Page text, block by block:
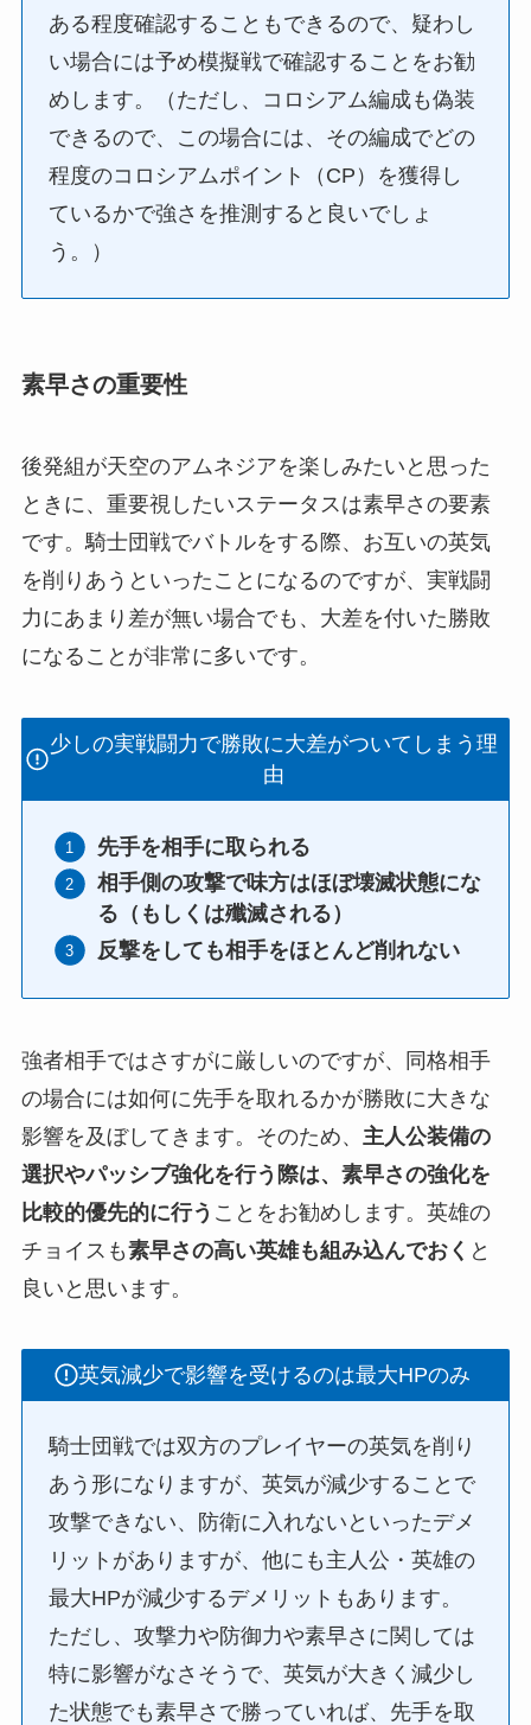
ある程度確認することもできるので、疑わし
い場合には予め模擬戦で確認することをお勧
めします。（ただし、コロシアム編成も偽装
できるので、この場合には、その編成でどの
程度のコロシアムポイント（CP）を獲得し
ているかで強さを推測すると良いでしょ
う。）
素早さの重要性
後発組が天空のアムネジアを楽しみたいと思った
ときに、重要視したいステータスは素早さの要素
です。騎士団戦でバトルをする際、お互いの英気
を削りあうといったことになるのですが、実戦闘
力にあまり差が無い場合でも、大差を付いた勝敗
になることが非常に多いです。
少しの実戦闘力で勝敗に大差がついてしまう理
由
先手を相手に取られる
相手側の攻撃で味方はほぼ壊滅状態にな
る（もしくは殲滅される）
反撃をしても相手をほとんど削れない
強者相手ではさすがに厳しいのですが、同格相手
の場合には如何に先手を取れるかが勝敗に大きな
影響を及ぼしてきます。そのため、 主人公装備の
選択やパッシブ強化を行う際は、素早さの強化を
比較的優先的に行う ことをお勧めします。英雄の
チョイスも素早さの高い英雄も組み込んでおく と
良いと思います。
英気減少で影響を受けるのは最大HPのみ
騎士団戦では双方のプレイヤーの英気を削り
あう形になりますが、英気が減少することで
攻撃できない、防衛に入れないといったデメ
リットがありますが、他にも主人公・英雄の
最大HPが減少するデメリットもあります。
ただし、攻撃力や防御力や素早さに関しては
特に影響がなさそうで、英気が大きく減少し
た状態でも素早さで勝っていれば、先手を取